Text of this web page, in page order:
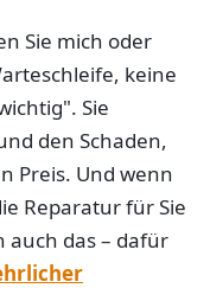
Sie mich oder
keine
Sie
den Schaden,
Preis. Und wenn
Reparatur für Sie
auch das – dafür